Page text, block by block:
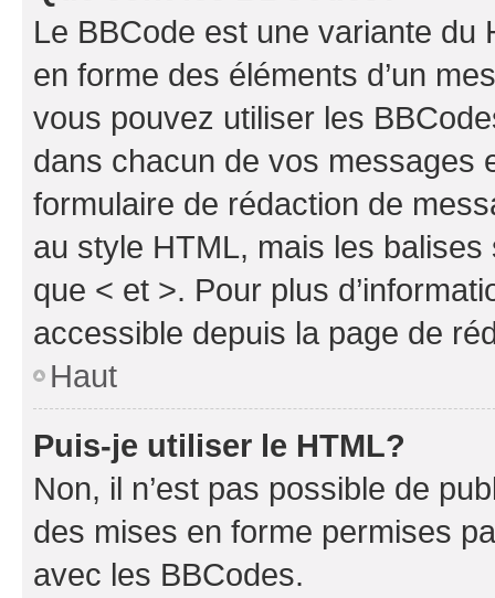
Le BBCode est une variante du
en forme des éléments d’un
vous pouvez utiliser les
dans chacun de vos messages
formulaire de rédaction de
au style HTML, mais les
que < et >. Pour plus
accessible depuis la page de
Haut
Puis-je utiliser le HTML?
Non, il n’est pas possible de
des mises en forme permises
avec les BBCodes.